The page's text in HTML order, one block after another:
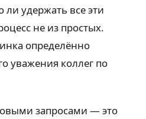
удержать все эти
не из простых.
определённо
уважения коллег по
запросами — это